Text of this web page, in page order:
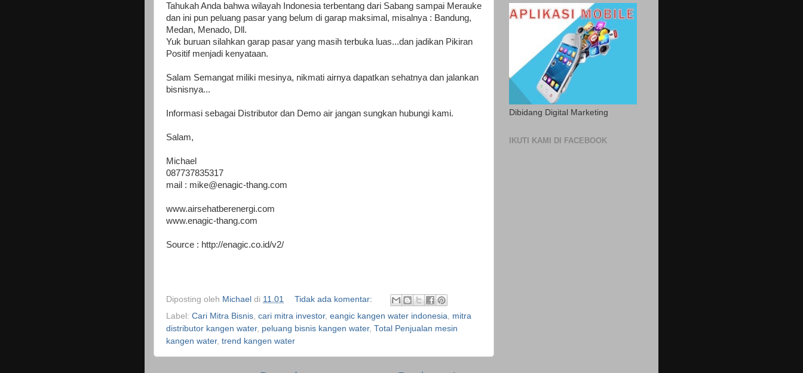
Tahukah Anda bahwa wilayah Indonesia terbentang dari Sabang sampai Merauke
dan ini pun peluang pasar yang belum di garap maksimal, misalnya : Bandung,
Medan, Menado, Dll.
Yuk buruan silahkan garap pasar yang masih terbuka luas...dan jadikan Pikiran
Positif menjadi kenyataan.
Salam Semangat miliki mesinya, nikmati airnya dapatkan sehatnya dan jalankan
bisnisnya...
Informasi sebagai Distributor dan Demo air jangan sungkan hubungi kami.
Salam,
Michael
087737835317
mail : mike@enagic-thang.com
www.airsehatberenergi.com
www.enagic-thang.com
Source : http://enagic.co.id/v2/
Diposting oleh Michael di 11.01
Tidak ada komentar:
Label: Cari Mitra Bisnis, cari mitra investor, eangic kangen water indonesia, mitra
distributor kangen water, peluang bisnis kangen water, Total Penjualan mesin
kangen water, trend kangen water
Dibidang Digital Marketing
IKUTI KAMI DI FACEBOOK